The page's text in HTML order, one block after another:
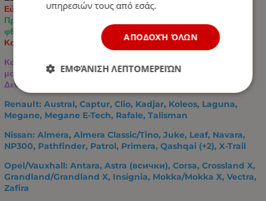
Εύκολο καθάρισμα και συντήρηση
Προστατεύει την αρχική ταπετσαρία από λεκέδες, σκόνη και
φθορά
Κομψός σχεδιασμός με εξαγωνικές διακοσμητικές ραφές
Κατάλληλο για τα περισσότερα επιβατικά αυτοκίνητα και
μοντέλα SUV.
Δεν προορίζεται για βαν και επαγγελματικά οχήματα.
Renault: Austral, Captur, Clio, Kadjar, Koleos, Laguna,
Megane, Megane E-Tech, Rafale, Talisman
Nissan: Almera, Almera Classic/Tino, Juke, Leaf, Navara,
NP300, Pathfinder, Patrol, Primera, Qashqai (+2), X-Trail
Opel/Vauxhall: Antara, Astra (всички), Corsa, Crossland X,
Grandland/Grandland X, Insignia, Mokka/Mokka X, Vectra,
Zafira
υπηρεσιών τους από εσάς.
ΑΠΟΔΟΧΉ ΌΛΩΝ
ΕΜΦΆΝΙΣΗ ΛΕΠΤΟΜΕΡΕΙΏΝ